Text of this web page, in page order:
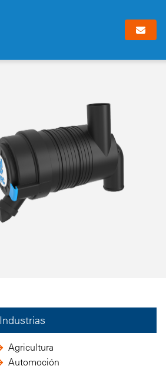
Industrias
Agricultura
Automoción